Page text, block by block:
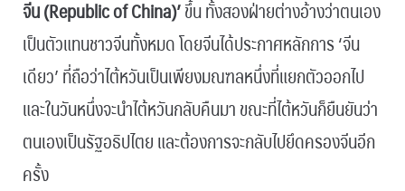
จีน (Republic of China)’ขึ้น ทั้งสองฝ่ายต่างอ้างว่าตนเอง
เป็นตัวแทนชาวจีนทั้งหมด โดยจีนได้ประกาศหลักการ ‘จีน
เดียว’ ที่ถือว่าไต้หวันเป็นเพียงมณฑลหนึ่งที่แยกตัวออกไป
และในวันหนึ่งจะนำไต้หวันกลับคืนมา ขณะที่ไต้หวันก็ยืนยันว่า
ตนเองเป็นรัฐอธิปไตย และต้องการจะกลับไปยึดครองจีนอีก
ครั้ง